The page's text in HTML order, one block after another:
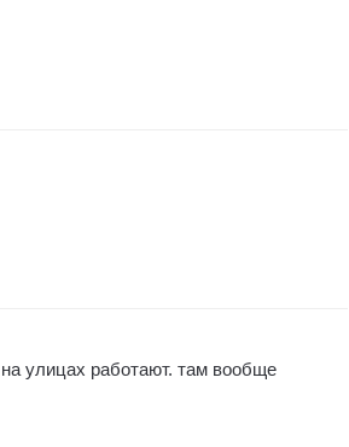
на улицах работают. там вообще